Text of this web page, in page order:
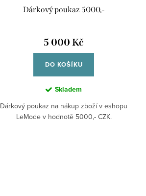
Dárkový poukaz 5000,-
5 000 Kč
DO KOŠÍKU
Skladem
Dárkový poukaz na nákup zboží v eshopu
LeMode v hodnotě 5000,- CZK.